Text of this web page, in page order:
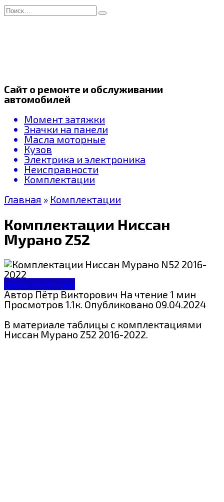
Перейти
к
Search
for:
Сайт о ремонте и обслуживании
автомобилей
Момент затяжки
Значки на панели
Масла моторные
Кузов
Электрика и электроника
Неисправности
Комплектации
Главная » Комплектации
Комплектации Ниссан
Мурано Z52
Комплектации
АвторПётр Викторович На чтение 1 мин
Просмотров 1.1к. Опубликовано 09.04.2024
В материале таблицы с комплектациями
Ниссан Мурано Z52 2016-2022.